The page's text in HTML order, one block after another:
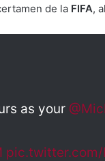
de la FIFA,
as your
pic.twitter.com/